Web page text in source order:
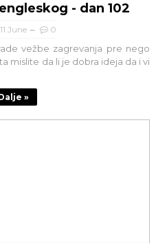
- dan 102
11 June 0
vežbe zagrevanja pre nego
mislite da li je dobra ideja da i vi
»